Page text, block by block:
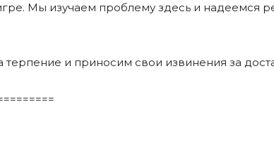
Мы изучаем проблему здесь и надеемся
терпение и приносим свои извинения за